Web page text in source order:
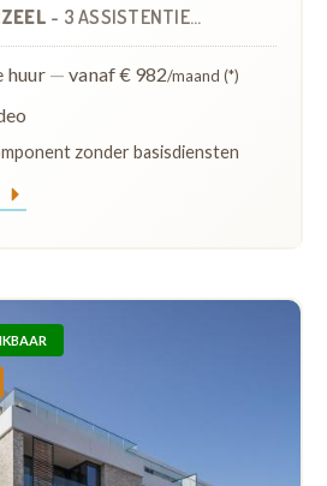
- 3 ASSISTENTIEWONINGEN
huur — vanaf € 982/maand (*)
zonder basisdiensten